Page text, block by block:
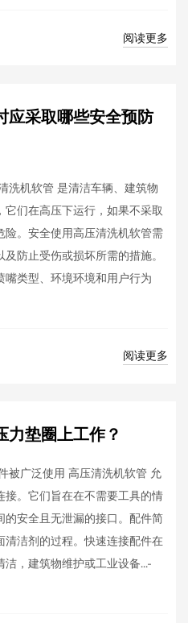
阅读更多
应采取哪些安全预防
洗机软管 是清洁车辆、建筑物
们在高压下运行，如果不采取
。安全使用高压清洗机软管需
防止受伤或损坏所需的措施。
类型、环境环境和用户行为
阅读更多
力垫圈上工作？
被广泛使用 高压清洗机软管 允
。它们旨在在不需要工具的情
安全且无泄漏的接口。配件简
洁剂的过程。快速连接配件在
，建筑物维护或工业设备...-